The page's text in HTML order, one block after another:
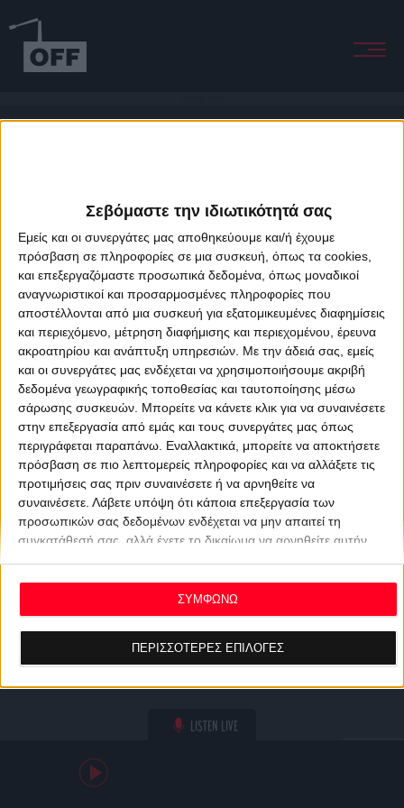
Σεβόμαστε την ιδιωτικότητά σας
Εμείς και οι συνεργάτες μας αποθηκεύουμε και/ή έχουμε
πρόσβαση σε πληροφορίες σε μια συσκευή, όπως τα cookies,
και επεξεργαζόμαστε προσωπικά δεδομένα, όπως μοναδικοί
αναγνωριστικοί και προσαρμοσμένες πληροφορίες που
αποστέλλονται από μια συσκευή για εξατομικευμένες διαφημίσεις
και περιεχόμενο, μέτρηση διαφήμισης και περιεχομένου, έρευνα
ακροατηρίου και ανάπτυξη υπηρεσιών. Με την άδειά σας, εμείς
και οι συνεργάτες μας ενδέχεται να χρησιμοποιήσουμε ακριβή
δεδομένα γεωγραφικής τοποθεσίας και ταυτοποίησης μέσω
σάρωσης συσκευών. Μπορείτε να κάνετε κλικ για να συναινέσετε
στην επεξεργασία από εμάς και τους συνεργάτες μας όπως
περιγράφεται παραπάνω. Εναλλακτικά, μπορείτε να αποκτήσετε
πρόσβαση σε πιο λεπτομερείς πληροφορίες και να αλλάξετε τις
προτιμήσεις σας πριν συναινέσετε ή να αρνηθείτε να
συναινέσετε. Λάβετε υπόψη ότι κάποια επεξεργασία των
προσωπικών σας δεδομένων ενδέχεται να μην απαιτεί τη
συγκατάθεσή σας, αλλά έχετε το δικαίωμα να αρνηθείτε αυτήν
ανακαλέσετε τη συγκατάθεσή σας ανά πάσα στιγμή
επιστρέφοντας σε αυτόν τον ιστότοπο και κάνοντας κλικ στο
κουμπί "Απορρήτου" στο κάτω μέρος της ιστοσελίδας.
ΠΕΡΙΣΣΟΤΕΡΕΣ ΕΠΙΛΟΓΕΣ
ΣΥΜΦΩΝΩ
LISTEN LIVE
About Offradio Business Class Terms & Conditions
Privacy Policy
Designed & developed byporcupine colors&Fotis Alexandrou